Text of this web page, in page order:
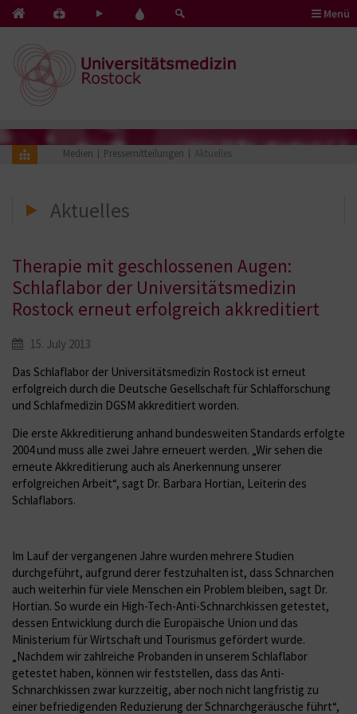
Kontakt
Notfälle
Pflege
Herz
Blut
Menü
Medien Pressemitteilungen Aktuelles
Aktuelles
Therapie mit geschlossenen Augen:
Schlaflabor der Universitätsmedizin
Rostock erneut erfolgreich akkreditiert
15. July 2013
Das Schlaflabor der Universitätsmedizin Rostock ist erneut
erfolgreich durch die Deutsche Gesellschaft für Schlafforschung
und Schlafmedizin DGSM akkreditiert worden.
Die erste Akkreditierung anhand bundesweiten Standards erfolgte
2004 und muss alle zwei Jahre erneuert werden. „Wir sehen die
erneute Akkreditierung auch als Anerkennung unserer
erfolgreichen Arbeit“, sagt Dr. Barbara Hortian, Leiterin des
Schlaflabors.
Im Lauf der vergangenen Jahre wurden mehrere Studien
durchgeführt, aufgrund derer festzuhalten ist, dass Schnarchen
auch weiterhin für viele Menschen ein Problem bleiben, sagt Dr.
Hortian. So wurde ein High-Tech-Anti-Schnarchkissen getestet,
dessen Entwicklung durch die Europäische Union und das
Ministerium für Wirtschaft und Tourismus gefördert wurde.
„Nachdem wir zahlreiche Probanden in unserem Schlaflabor
getestet haben, können wir feststellen, dass das Anti-
Schnarchkissen zwar kurzzeitig, aber noch nicht langfristig zu
einer befriedigenden Reduzierung der Schnarchgeräusche führt“,